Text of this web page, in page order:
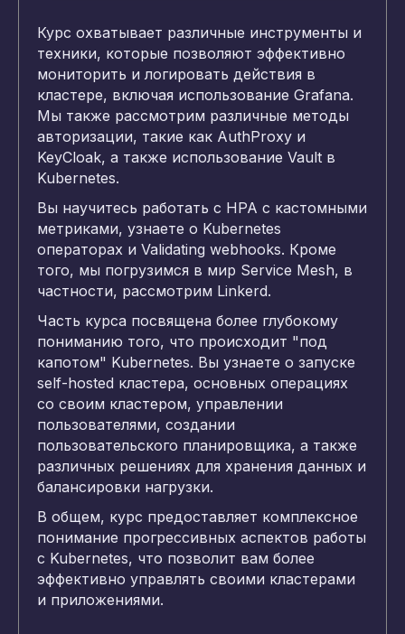
Курс охватывает различные инструменты и
техники, которые позволяют эффективно
мониторить и логировать действия в
кластере, включая использование Grafana.
Мы также рассмотрим различные методы
авторизации, такие как AuthProxy и
KeyCloak, а также использование Vault в
Kubernetes.
Вы научитесь работать с HPA с кастомными
метриками, узнаете о Kubernetes
операторах и Validating webhooks. Кроме
того, мы погрузимся в мир Service Mesh, в
частности, рассмотрим Linkerd.
Часть курса посвящена более глубокому
пониманию того, что происходит "под
капотом" Kubernetes. Вы узнаете о запуске
self-hosted кластера, основных операциях
со своим кластером, управлении
пользователями, создании
пользовательского планировщика, а также
различных решениях для хранения данных и
балансировки нагрузки.
В общем, курс предоставляет комплексное
понимание прогрессивных аспектов работы
с Kubernetes, что позволит вам более
эффективно управлять своими кластерами
и приложениями.